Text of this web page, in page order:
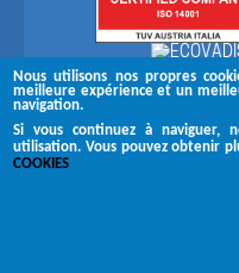
Nous utilisons nos propres
meilleure expérience et un
navigation.
Si vous continuez à naviguer,
utilisation. Vous pouvez obtenir
COOKIES
Suivez-nous